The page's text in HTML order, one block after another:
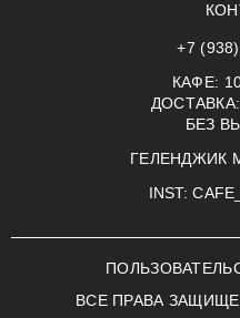
+7
КАФЕ:
ДОСТАВКА:
БЕЗ
ГЕЛЕНДЖИК
INST:
ВСЕ ПРАВА